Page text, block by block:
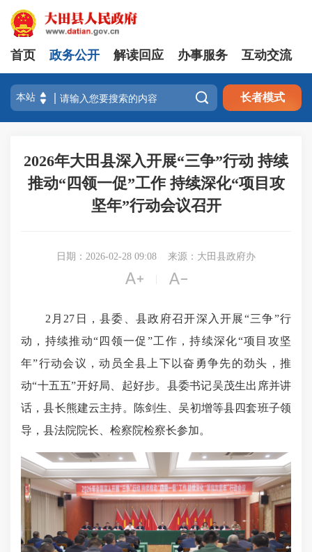
首页 政务公开 解读回应 办事服务 互动交流
 长者模式
2026年大田县深入开展“三争”行动 持续
推动“四领一促”工作 持续深化“项目攻
坚年”行动会议召开
日期：2026-02-28 09:08 来源：大田县政府办
 
2月27日，县委、县政府召开深入开展“三争”行
动，持续推动“四领一促”工作，持续深化“项目攻坚
年”行动会议，动员全县上下以奋勇争先的劲头，推
动“十五五”开好局、起好步。县委书记吴茂生出席并讲
话，县长熊建云主持。陈剑生、吴初增等县四套班子领
导，县法院院长、检察院检察长参加。